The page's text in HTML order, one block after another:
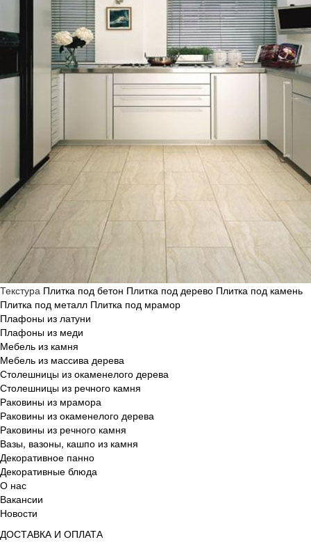
Текстура Плитка под бетон Плитка под дерево Плитка под камень
Плитка под металл Плитка под мрамор
Плафоны из латуни
Плафоны из меди
Мебель из камня
Мебель из массива дерева
Столешницы из окаменелого дерева
Столешницы из речного камня
Раковины из мрамора
Раковины из окаменелого дерева
Раковины из речного камня
Вазы, вазоны, кашпо из камня
Декоративное панно
Декоративные блюда
О нас
Вакансии
Новости
ДОСТАВКА И ОПЛАТА